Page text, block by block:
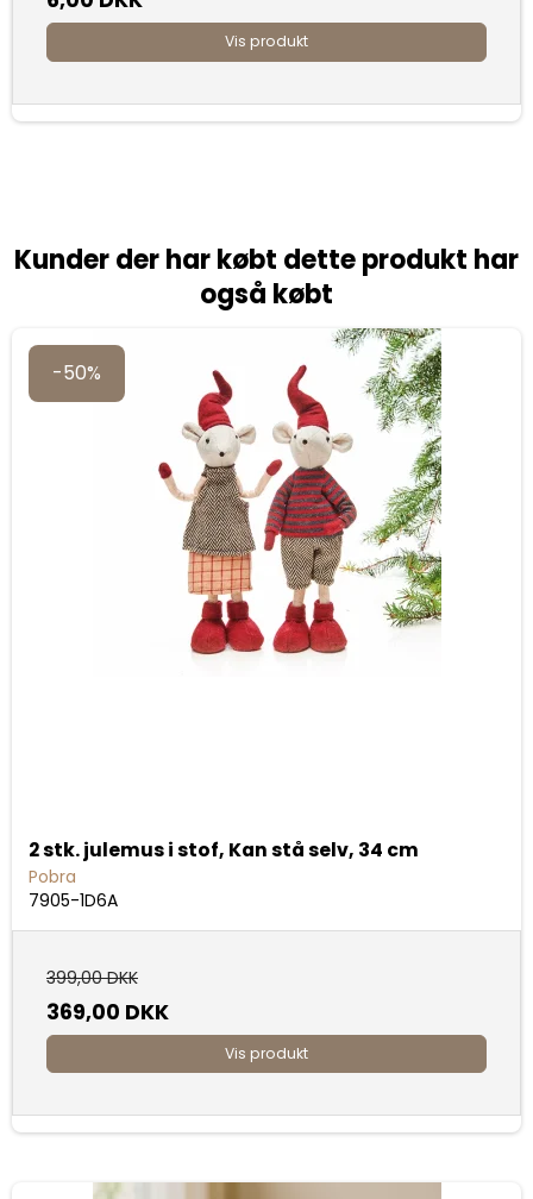
Vis produkt
Kunder der har købt dette produkt har
også købt
-50%
2 stk. julemus i stof, Kan stå selv, 34 cm
Pobra
7905-1D6A
399,00 DKK
369,00 DKK
Vis produkt